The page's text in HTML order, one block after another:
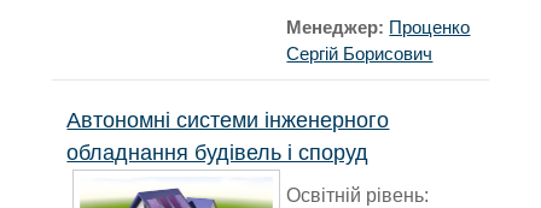
Менеджер: Проценко
Сергій Борисович
Автономні системи інженерного
обладнання будівель і споруд
Освітній рівень: